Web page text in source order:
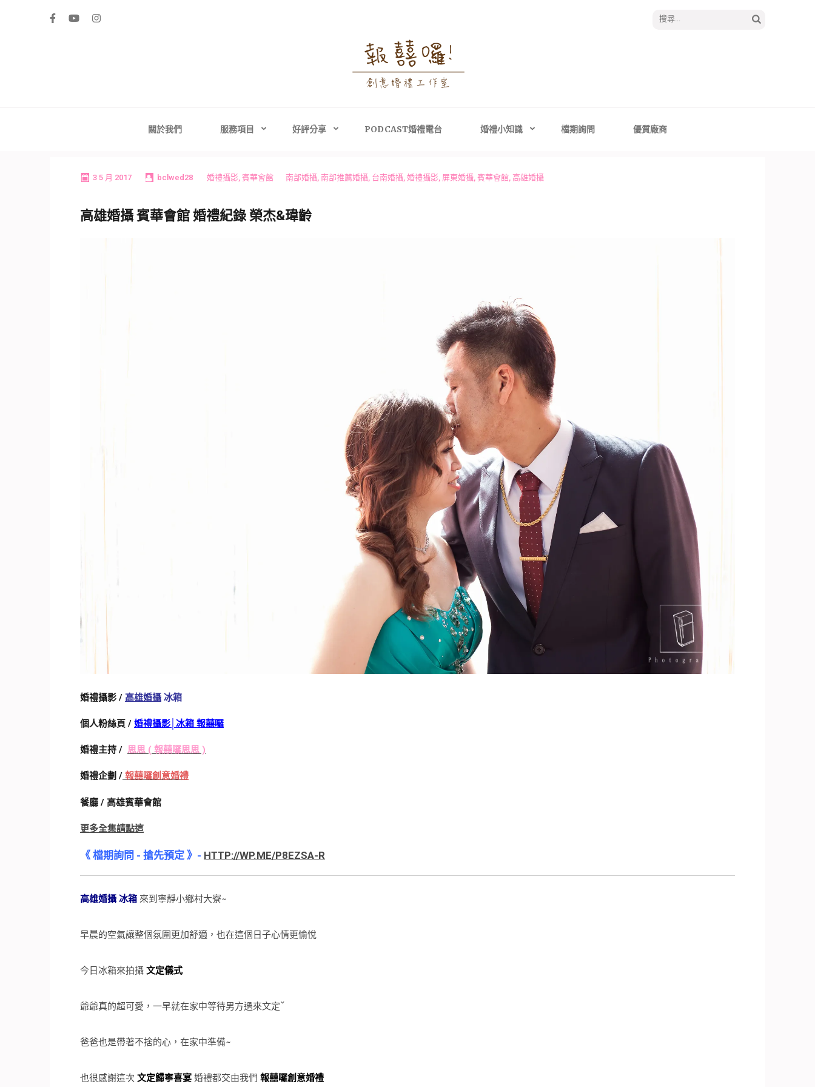
搜
台南婚禮主持、高雄婚禮顧問、全台婚禮主持
關於我們 服務項目 好評分享 PODCAST婚禮電台 婚禮小知識 檔期詢問 優質廠商
3 5 月 2017 bclwed28 婚禮攝影, 賓華會館 南部婚攝, 南部推薦婚攝, 台南婚攝, 婚禮攝影, 屏東婚攝, 賓華會館, 高雄婚攝
高雄婚攝 賓華會館 婚禮紀錄 榮杰&瑋齡
婚禮攝影 / 高雄婚攝 冰箱
個人粉絲頁 / 婚禮攝影│冰箱 報囍囉
婚禮主持 / 思思 ( 報囍囉思思 )
婚禮企劃 / 報囍囉創意婚禮
餐廳 / 高雄賓華會館
更多全集請點這
《 檔期詢問 - 搶先預定 》- HTTP://WP.ME/P8EZSA-R
高雄婚攝 冰箱 來到寧靜小鄉村大寮~
早晨的空氣讓整個氛圍更加舒適，也在這個日子心情更愉悅
今日冰箱來拍攝 文定儀式
爺爺真的超可愛，一早就在家中等待男方過來文定ˇ
爸爸也是帶著不捨的心，在家中準備~
也很感謝這次 文定歸寧喜宴 婚禮都交由我們 報囍囉創意婚禮